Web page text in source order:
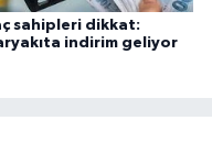
sahipleri dikkat:
indirim geliyor